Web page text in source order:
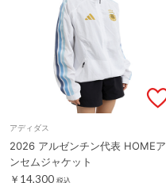
アディダス
2026 アルゼンチン代表 HOMEア
ンセムジャケット
￥14,300 税込